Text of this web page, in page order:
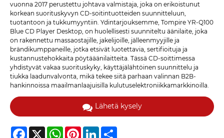
vuonna 2017 perustettu johtava valmistaja, joka on erikoistunut
korkean suorituskyvyn CD-soitintuotteiden suunnitteluun,
tuotantoon ja tukkumyyntiin. Ydintarjouksemme, Tompire YR-Q100
Blue CD Player Desktop, on huolellisesti suunniteltu äänilaite, joka
on rakennettu massaostajille, jakelijoille, jälleenmyyjille ja
brändikumppaneille, jotka etsivät luotettavia, sertifioituja ja
kustannustehokkaita pöytääänilaitteita. Tässä CD-soittimessa
yhdistyvät vakaa suorituskyky, käyttäjälähtöinen suunnittelu ja
tiukka laadunvalvonta, mikä tekee siitä parhaan valinnan B2B-
hankinnoissa maailmanlaajuisilla kulutuselektroniikkamarkkinoilla.
Lähetä kysely
Facebook
X WhatsAppPinterestLinkedIn